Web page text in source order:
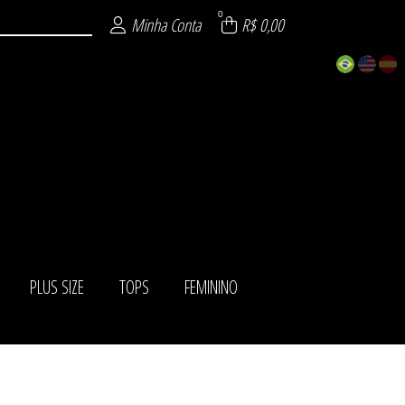
Minha Conta 0 R$ 0,00
PLUS SIZE TOPS FEMININO